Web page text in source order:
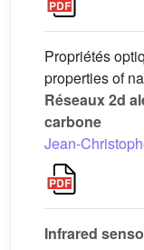
Propriétés
properties of
Réseaux 2d
carbone
Jean-
Infrared